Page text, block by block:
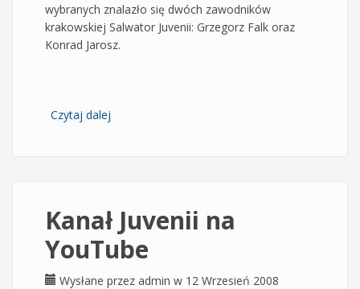
wybranych znalazło się dwóch zawodników
krakowskiej Salwator Juvenii: Grzegorz Falk oraz
Konrad Jarosz.
Czytaj dalej
Kanał Juvenii na
YouTube
Wysłane przez admin w 12 Wrzesień 2008